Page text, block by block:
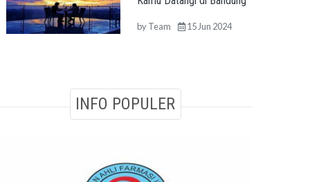
byTeam 15 Jun 2024
INFO POPULER